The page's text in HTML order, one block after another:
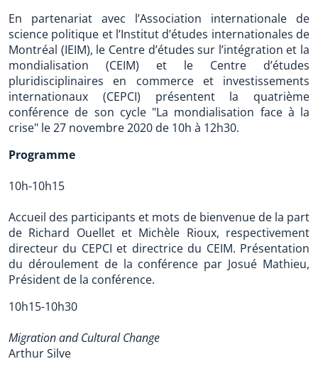
En partenariat avec l’Association internationale de
science politique et l’Institut d’études internationales de
Montréal (IEIM), le Centre d’études sur l’intégration et la
mondialisation (CEIM) et le Centre d’études
pluridisciplinaires en commerce et investissements
internationaux (CEPCI) présentent la quatrième
conférence de son cycle "La mondialisation face à la
crise" le 27 novembre 2020 de 10h à 12h30.
Programme
10h-10h15
Accueil des participants et mots de bienvenue de la part
de Richard Ouellet et Michèle Rioux, respectivement
directeur du CEPCI et directrice du CEIM. Présentation
du déroulement de la conférence par Josué Mathieu,
Président de la conférence.
10h15-10h30
Migration and Cultural Change
Arthur Silve